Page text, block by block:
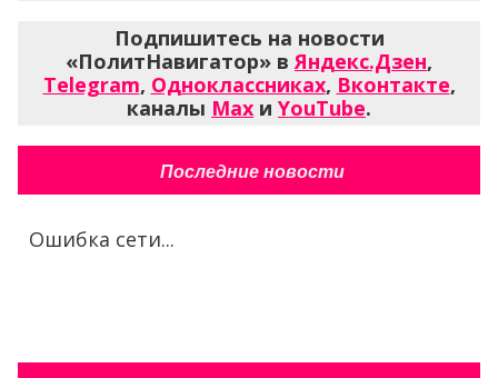
Подпишитесь на новости
«ПолитНавигатор» вЯндекс.Дзен,
Telegram, Одноклассниках, Вконтакте,
каналы Max и YouTube.
Последние новости
Ошибка сети...